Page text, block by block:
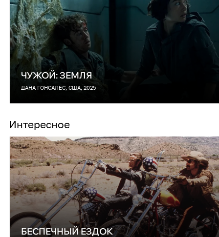
ЧУЖОЙ: ЗЕМЛЯ
ДАНА ГОНСАЛЕС, США, 2025
Интересное
БЕСПЕЧНЫЙ ЕЗДОК